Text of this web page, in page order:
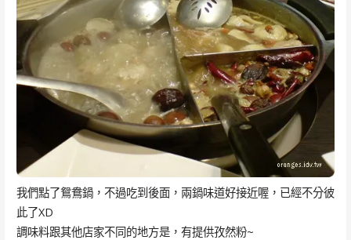
我們點了鴛鴦鍋，不過吃到後面，兩鍋味道好接近喔，已經不分彼
此了XD
調味料跟其他店家不同的地方是，有提供孜然粉~